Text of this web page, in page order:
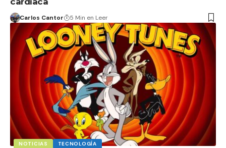
Carlos Cantor 5 Min en Leer
NOTICIAS TECNOLOGÍA